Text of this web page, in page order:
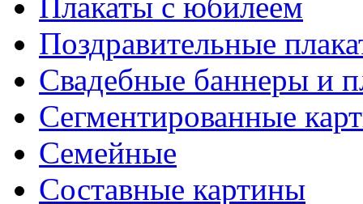
Плакаты с юбилеем
Поздравительные
Свадебные баннеры и
Сегментированные
Семейные
Составные картины